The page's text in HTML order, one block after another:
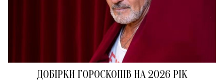
ДОБІРКИ ГОРОСКОПІВ НА 2026 РІК